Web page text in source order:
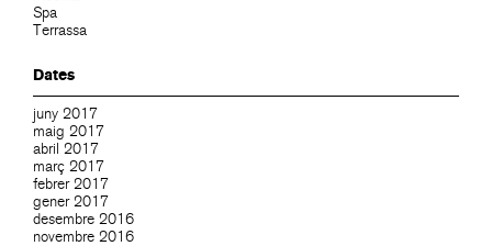
Spa
Terrassa
Dates
juny 2017
maig 2017
abril 2017
març 2017
febrer 2017
gener 2017
desembre 2016
novembre 2016